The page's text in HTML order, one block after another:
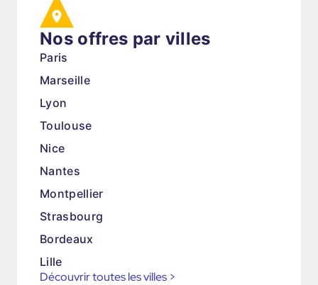
Nos offres par villes
Paris
Marseille
Lyon
Toulouse
Nice
Nantes
Montpellier
Strasbourg
Bordeaux
Lille
Découvrir toutes les villes >